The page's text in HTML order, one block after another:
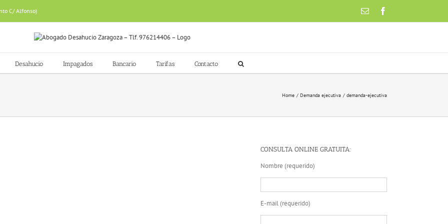
C/ Alfonso) Email
Desahucio Impagados Bancario Tarifas Contacto
Home Demanda ejecutiva demanda-ejecutiva
CONSULTA ONLINE GRATUITA:
Nombre (requerido)
E-mail (requerido)